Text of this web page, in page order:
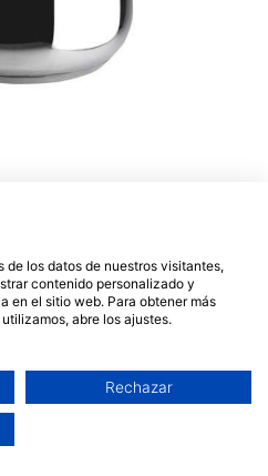
6 litros
STAR 6B
de los datos de nuestros visitantes,
contenido personalizado y
en el sitio web. Para obtener más
abre los ajustes.
Rechazar